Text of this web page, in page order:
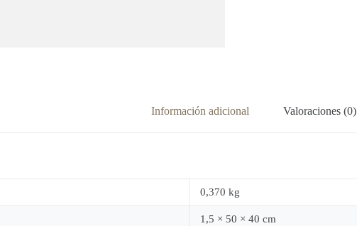
Información adicional Valoraciones (0)
0,370 kg
1,5 × 50 × 40 cm